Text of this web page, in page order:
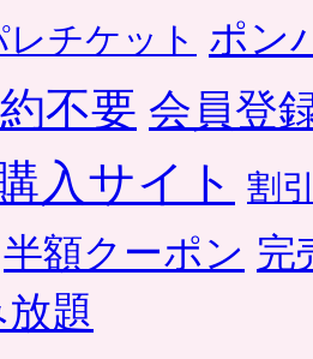
チケット ポン
不要 会員登
入サイト 割
半額クーポン 完
題